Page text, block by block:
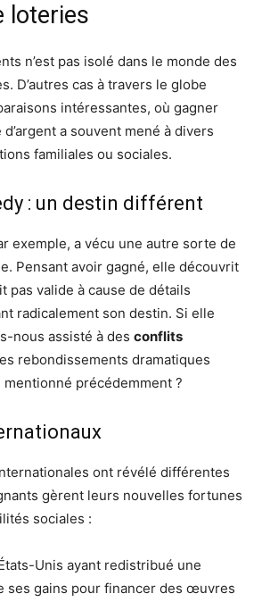
loteries
n’est pas isolé dans le monde des
D’autres cas à travers le globe
intéressantes, où gagner
a souvent mené à divers
familiales ou sociales.
: un destin différent
exemple, a vécu une autre sorte de
Pensant avoir gagné, elle découvrit
pas valide à cause de détails
radicalement son destin. Si elle
nous assisté à des conflits
rebondissements dramatiques
mentionné précédemment ?
ont révélé différentes
gèrent leurs nouvelles fortunes
sociales :
Unis ayant redistribué une
ses gains pour financer des œuvres